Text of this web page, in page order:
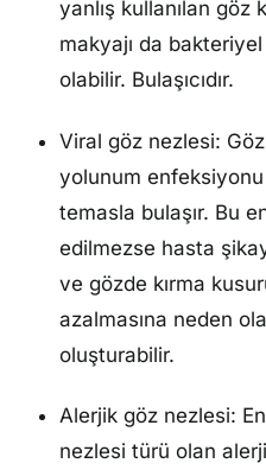
yanlış kullanılan göz
makyajı da
olabilir. Bulaşıcıdır.
Viral göz nezlesi:
yolunum
temasla bulaşır. Bu
edilmezse hasta
ve gözde kırma
azalmasına neden
oluşturabilir.
Alerjik göz nezlesi:
nezlesi türü olan